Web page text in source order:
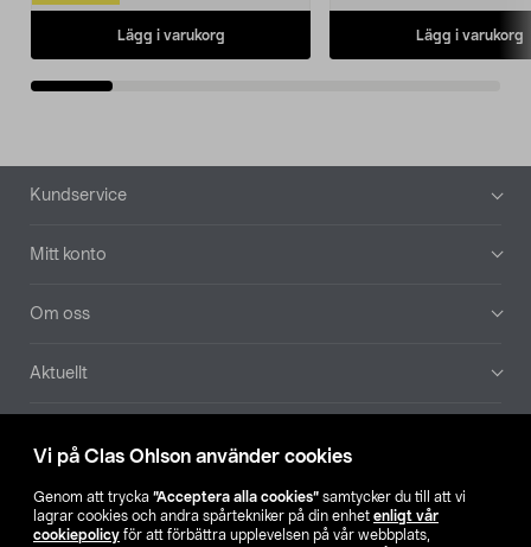
Vi på Clas Ohlson använder cookies
Genom att trycka ”Acceptera alla cookies” samtycker du till att vi
lagrar cookies och andra spårtekniker på din enhet enligt vår
cookiepolicy för att förbättra upplevelsen på vår webbplats,
Lägg i varukorg Lägg i varukorg
Sidfot
Kundservice
Mitt konto
Om oss
Aktuellt
Hitta butik